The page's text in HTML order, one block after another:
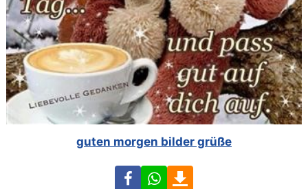
guten morgen bilder grüße
FacebookWhatsApp